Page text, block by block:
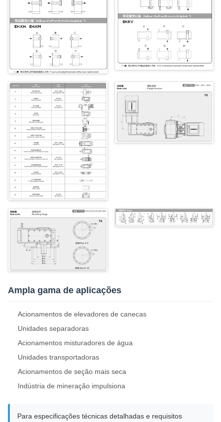
Ampla gama de aplicações
Acionamentos de elevadores de canecas
Unidades separadoras
Acionamentos misturadores de água
Unidades transportadoras
Acionamentos de seção mais seca
Indústria de mineração impulsiona
Para especificações técnicas detalhadas e requisitos